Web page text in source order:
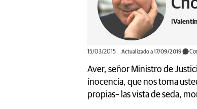
15/03/2015 Actualizado a 17/09/2019
Aver, señor Ministro de
inocencia, que nos toma
propias– las vista de seda,